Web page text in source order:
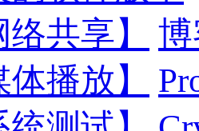
络共享】
体播放】